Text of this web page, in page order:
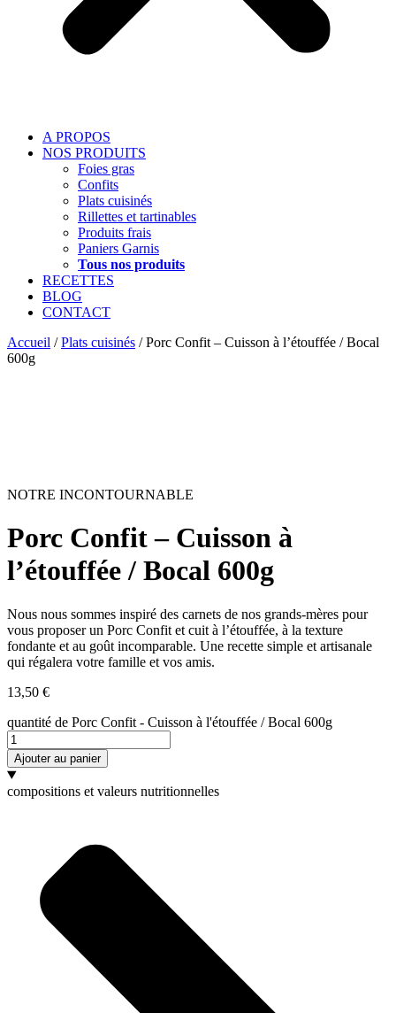
A PROPOS
NOS PRODUITS
Foies gras
Confits
Plats cuisinés
Rillettes et tartinables
Produits frais
Paniers Garnis
Tous nos produits
RECETTES
BLOG
CONTACT
Accueil /Plats cuisinés / Porc Confit – Cuisson à l’étouffée / Bocal
600g
NOTRE INCONTOURNABLE
Porc Confit – Cuisson à
l’étouffée / Bocal 600g
Nous nous sommes inspiré des carnets de nos grands-mères pour
vous proposer un Porc Confit et cuit à l’étouffée, à la texture
fondante et au goût incomparable. Une recette simple et artisanale
qui régalera votre famille et vos amis.
13,50 €
quantité de Porc Confit - Cuisson à l'étouffée / Bocal 600g
Ajouter au panier
compositions et valeurs nutritionnelles